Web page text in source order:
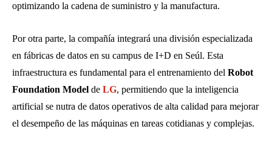
optimizando la cadena de suministro y la manufactura.
Por otra parte, la compañía integrará una división especializada
en fábricas de datos en su campus de I+D en Seúl. Esta
infraestructura es fundamental para el entrenamiento del Robot
Foundation Model de LG, permitiendo que la inteligencia
artificial se nutra de datos operativos de alta calidad para mejorar
el desempeño de las máquinas en tareas cotidianas y complejas.